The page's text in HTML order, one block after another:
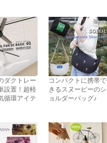
ダクトレー
設置！超軽
循環アイテ
コンパクトに携帯で
きるスヌーピーのシ
ョルダーバッグ♪